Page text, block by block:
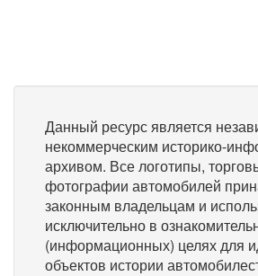
Данный ресурс является
некоммерческим историко-
архивом. Все логотипы,
фотографии автомобилей
законным владельцам и
исключительно в
(информационных) целях для
объектов истории